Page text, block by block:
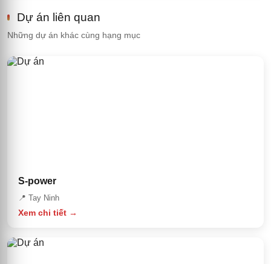
Dự án liên quan
Những dự án khác cùng hạng mục
S-power
📍 Tay Ninh
Xem chi tiết →